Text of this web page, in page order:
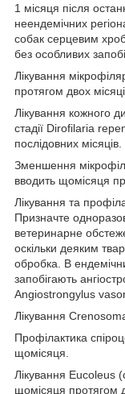
1 місяця після
неендемічних
собак серцевим
без особливих
Лікування
протягом двох
Лікування кожного
стадії Dirofilaria
послідовних місяців.
Зменшення
вводить щомісяця
Лікування та
Призначте
ветеринарне
оскільки деяким
обробка. В
запобігають
Angiostrongylus
Лікування
Профілактика
щомісяця.
Лікування Eucoleus
щомісяця протягом